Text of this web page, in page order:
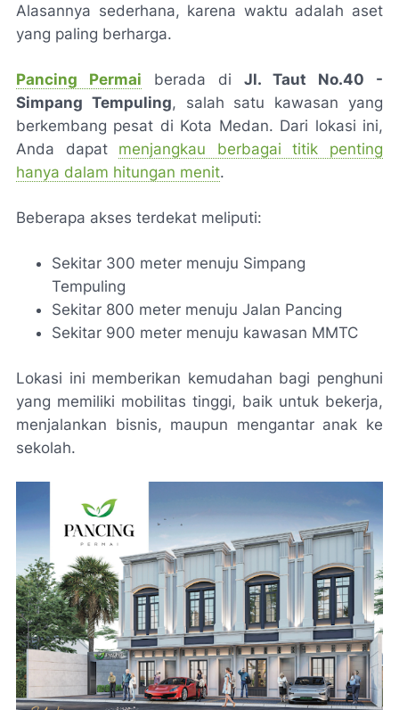
Alasannya sederhana, karena waktu adalah aset
yang paling berharga.
Pancing Permai berada di Jl. Taut No.40 -
Simpang Tempuling, salah satu kawasan yang
berkembang pesat di Kota Medan. Dari lokasi ini,
Anda dapat menjangkau berbagai titik penting
hanya dalam hitungan menit.
Beberapa akses terdekat meliputi:
Sekitar 300 meter menuju Simpang
Tempuling
Sekitar 800 meter menuju Jalan Pancing
Sekitar 900 meter menuju kawasan MMTC
Lokasi ini memberikan kemudahan bagi penghuni
yang memiliki mobilitas tinggi, baik untuk bekerja,
menjalankan bisnis, maupun mengantar anak ke
sekolah.